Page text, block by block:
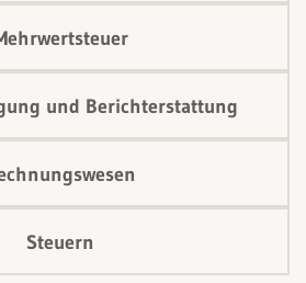
und Berichterstattung
Steuern